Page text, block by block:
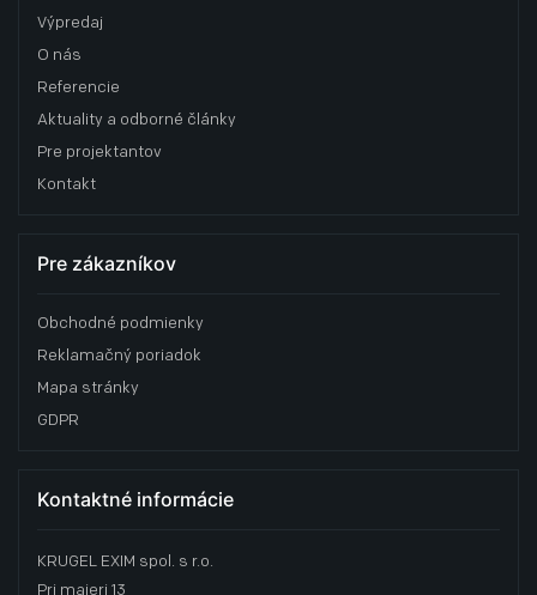
Výpredaj
O nás
Referencie
Aktuality a odborné články
Pre projektantov
Kontakt
Pre zákazníkov
Obchodné podmienky
Reklamačný poriadok
Mapa stránky
GDPR
Kontaktné informácie
KRUGEL EXIM spol. s r.o.
Pri majeri 13